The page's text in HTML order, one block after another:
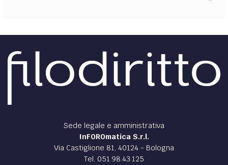
pegno. La natura giuridica dei diritti all’aiuto
Tra gli strumenti di sostegno al settore agricolo, quello dei
“diritti all’aiuto” di matrice comunitaria, denominati nel
nostro ordinamento “titoli all’aiuto”...
Giada Antonia Lo Prete
giudizio con colpa grave, ne paghi i danni
La Corte d’Appello di Milano, con la sentenza n.1592/2015,
ha segnato un’importante passo nella configurazione
della responsabilità derivante da lite temeraria...